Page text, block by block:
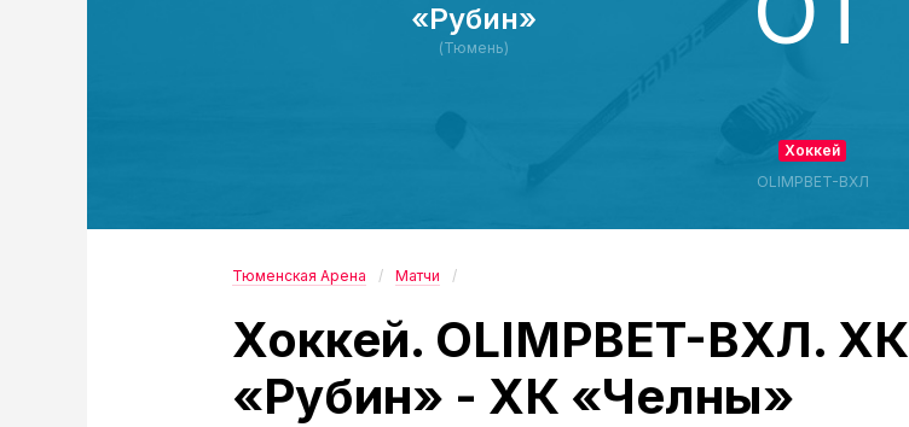
«Рубин»
(Тюмень)
Хоккей
OLIMPBET-ВХЛ
Тюменская Арена Матчи
Хоккей. OLIMPBET-ВХЛ. ХК
«Рубин» - ХК «Челны»